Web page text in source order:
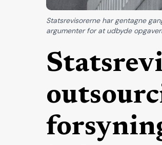
Statsrevisorerne har gentagne
argumenter for at udbyde